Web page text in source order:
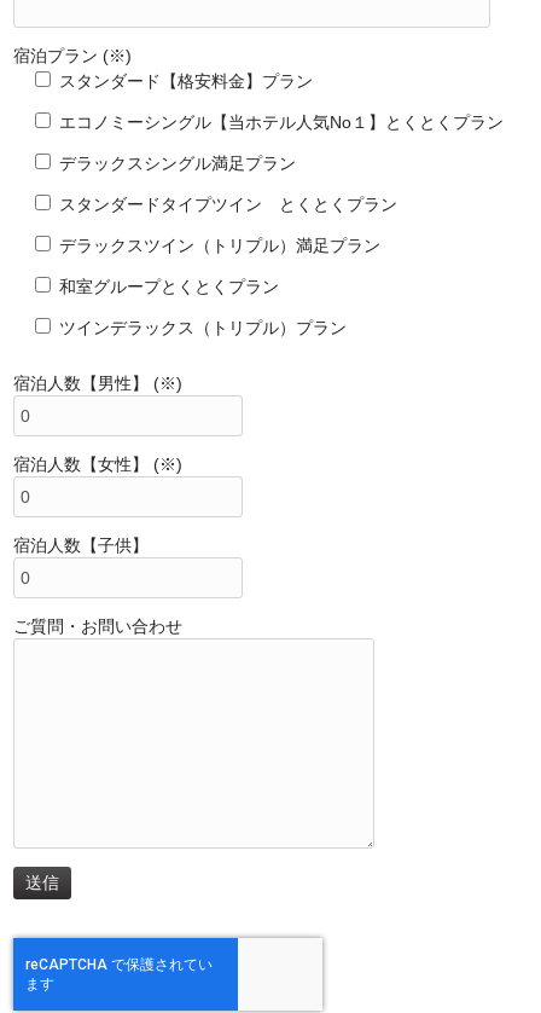
宿泊プラン (※)
スタンダード【格安料金】プラン
エコノミーシングル【当ホテル人気No１】とくとくプラン
デラックスシングル満足プラン
スタンダードタイプツイン とくとくプラン
デラックスツイン（トリプル）満足プラン
和室グループとくとくプラン
ツインデラックス（トリプル）プラン
宿泊人数【男性】 (※)
宿泊人数【女性】 (※)
宿泊人数【子供】
ご質問・お問い合わせ